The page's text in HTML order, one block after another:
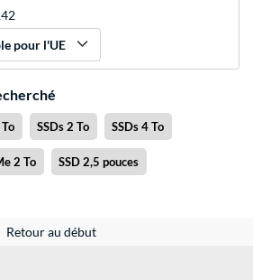
pour l'UE
SSDs 2 To SSDs 4 To
2 To SSD 2,5 pouces
Retour au début